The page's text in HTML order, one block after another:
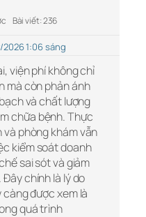
Bài viết: 236
2026 1:06 sáng
viện phí không chỉ
mà còn phản ánh
và chất lượng
chữa bệnh. Thực
phòng khám vẫn
kiểm soát doanh
sai sót và giảm
chính là lý do
được xem là
quá trình